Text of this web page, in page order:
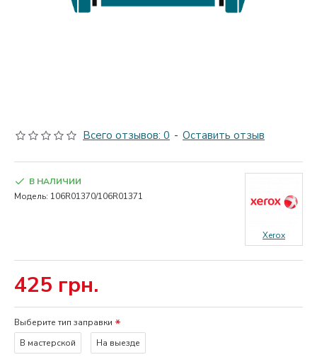
Всего отзывов: 0 - Оставить отзыв
425 грн.
В НАЛИЧИИ
Модель: 106R01370/106R01371
Xerox
Выберите тип заправки
В мастерской
На выезде